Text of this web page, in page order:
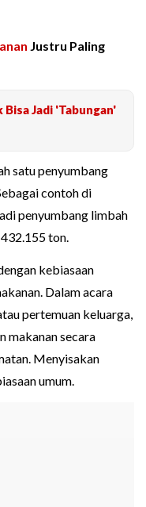
Justru Paling
Jadi 'Tabungan'
satu penyumbang
contoh di
penyumbang limbah
ton.
kebiasaan
Dalam acara
pertemuan keluarga,
makanan secara
Menyisakan
umum.